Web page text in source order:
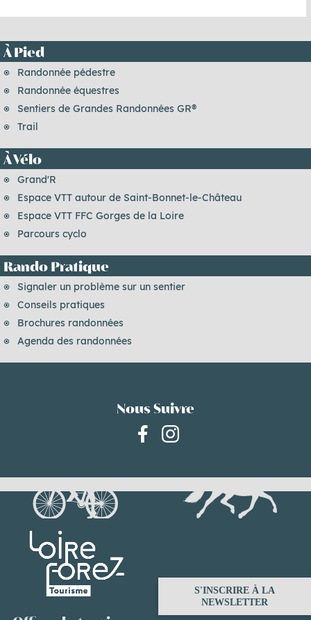
À Pied
Randonnée pédestre
Randonnée équestres
Sentiers de Grandes Randonnées GR®
Trail
À Vélo
Grand'R
Espace VTT autour de Saint-Bonnet-le-Château
Espace VTT FFC Gorges de la Loire
Parcours cyclo
Rando Pratique
Signaler un problème sur un sentier
Conseils pratiques
Brochures randonnées
Agenda des randonnées
Nous Suivre
S'INSCRIRE À LA
NEWSLETTER